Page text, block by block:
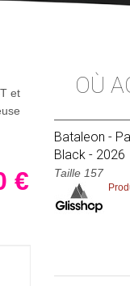
et
€
OÙ
Bataleon -
Black - 2026
Taille 157